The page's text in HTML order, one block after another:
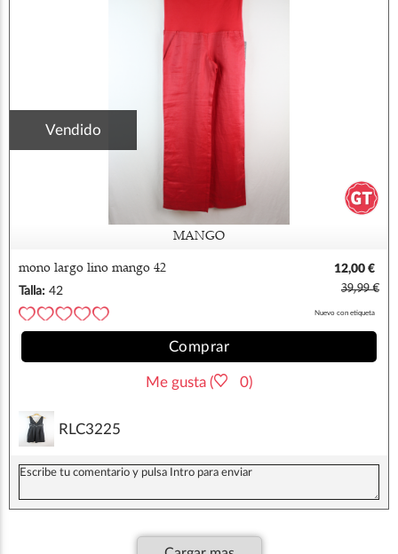
Vendido
MANGO
mono largo lino mango 42
12,00 €
Talla: 42 39,99 €
Nuevo con etiqueta
Comprar
Me gusta ( 0)
RLC3225